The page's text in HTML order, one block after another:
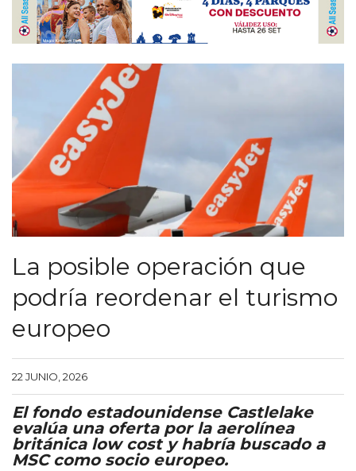
La posible operación que
podría reordenar el turismo
europeo
22 JUNIO, 2026
El fondo estadounidense Castlelake
evalúa una oferta por la aerolínea
británica low cost y habría buscado a
MSC como socio europeo.